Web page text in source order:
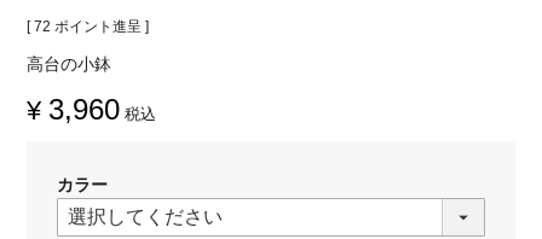
[ 72 ポイント進呈 ]
高台の小鉢
¥ 3,960 税込
カラー